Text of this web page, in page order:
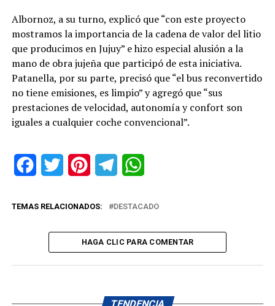
Albornoz, a su turno, explicó que “con este proyecto
mostramos la importancia de la cadena de valor del litio
que producimos en Jujuy” e hizo especial alusión a la
mano de obra jujeña que participó de esta iniciativa.
Patanella, por su parte, precisó que “el bus reconvertido
no tiene emisiones, es limpio” y agregó que “sus
prestaciones de velocidad, autonomía y confort son
iguales a cualquier coche convencional”.
FacebookTwitter PinterestTelegram
TEMAS RELACIONADOS: DESTACADO
HAGA CLIC PARA COMENTAR